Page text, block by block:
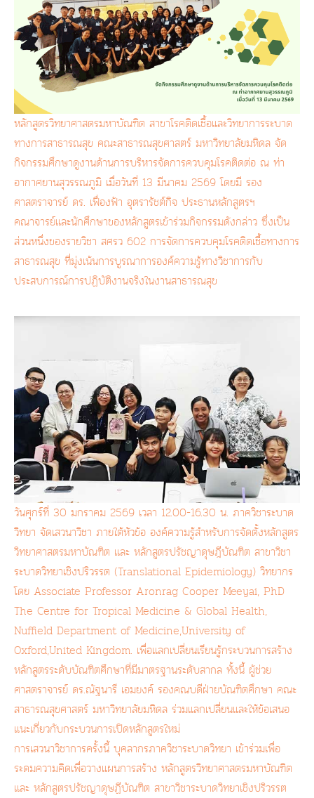
หลักสูตรวิทยาศาสตรมหาบัณฑิต สาขาโรคติดเชื้อและวิทยาการระบาด
ทางการสาธารณสุข คณะสาธารณสุขศาสตร์ มหาวิทยาลัยมหิดล จัด
กิจกรรมศึกษาดูงานด้านการบริหารจัดการควบคุมโรคติดต่อ ณ ท่า
อากาศยานสุวรรณภูมิ เมื่อวันที่ 13 มีนาคม 2569 โดยมี รอง
ศาสตราจารย์ ดร. เฟื่องฟ้า อุตรารัชต์กิจ ประธานหลักสูตรฯ
คณาจารย์และนักศึกษาของหลักสูตรเข้าร่วมกิจกรรมดังกล่าว ซึ่งเป็น
ส่วนหนึ่งของรายวิชา สศรว 602 การจัดการควบคุมโรคติดเชื้อทางการ
สาธารณสุข ที่มุ่งเน้นการบูรณาการองค์ความรู้ทางวิชาการกับ
ประสบการณ์การปฏิบัติงานจริงในงานสาธารณสุข
วันศุกร์ที่ 30 มกราคม 2569 เวลา 12.00-16.30 น. ภาควิชาระบาด
วิทยา จัดเสวนาวิชา ภายใต้หัวข้อ องค์ความรู้สำหรับการจัดตั้งหลักสูตร
วิทยาศาสตรมหาบัณฑิต และ หลักสูตรปรัชญาดุษฎีบัณฑิต สาขาวิชา
ระบาดวิทยาเชิงปริวรรต (Translational Epidemiology) วิทยากร
โดย Associate Professor Aronrag Cooper Meeyai, PhD
The Centre for Tropical Medicine & Global Health,
Nuffield Department of Medicine,University of
Oxford,United Kingdom. เพื่อแลกเปลี่ยนเรียนรู้กระบวนการสร้าง
หลักสูตรระดับบัณฑิตศึกษาที่มีมาตรฐานระดับสากล ทั้งนี้ ผู้ช่วย
ศาสตราจารย์ ดร.ณัฐนารี เอมยงค์ รองคณบดีฝ่ายบัณฑิตศึกษา คณะ
สาธารณสุขศาสตร์ มหาวิทยาลัยมหิดล ร่วมแลกเปลี่ยนและให้ข้อเสนอ
แนะเกี่ยวกับกระบวนการเปิดหลักสูตรใหม่
การเสวนาวิชาการครั้งนี้ บุคลากรภาควิชาระบาดวิทยา เข้าร่วมเพื่อ
ระดมความคิดเพื่อวางแผนการสร้าง หลักสูตรวิทยาศาสตรมหาบัณฑิต
และ หลักสูตรปรัชญาดุษฏีบัณฑิต สาขาวิชาระบาดวิทยาเชิงปริวรรต